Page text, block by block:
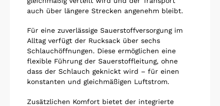
auch über längere Strecken angenehm bleibt.
Für eine zuverlässige Sauerstoffversorgung im
Alltag verfügt der Rucksack über sechs
Schlauchöffnungen. Diese ermöglichen eine
flexible Führung der Sauerstoffleitung, ohne
dass der Schlauch geknickt wird – für einen
konstanten und gleichmäßigen Luftstrom.
Zusätzlichen Komfort bietet der integrierte